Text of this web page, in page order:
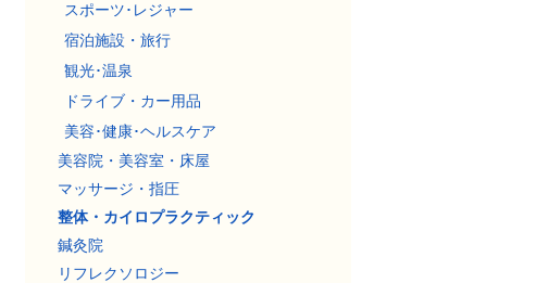
スポーツ･レジャー
宿泊施設・旅行
観光･温泉
ドライブ・カー用品
美容･健康･ヘルスケア
美容院・美容室・床屋
マッサージ・指圧
整体・カイロプラクティック
鍼灸院
リフレクソロジー